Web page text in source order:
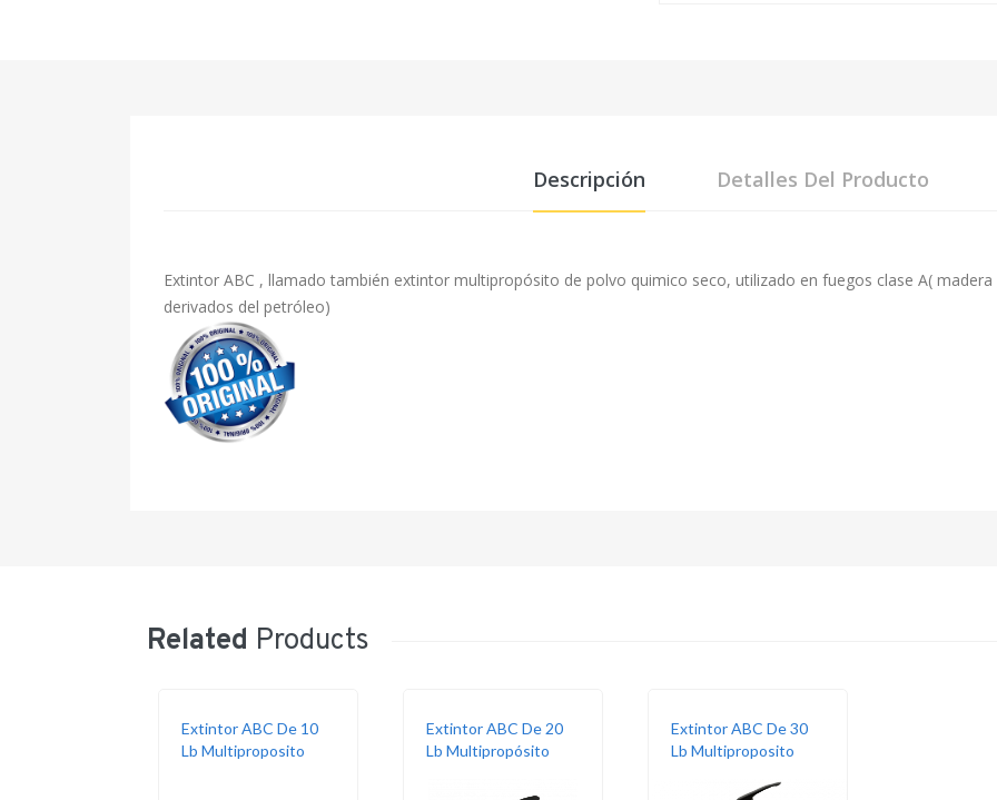
Descripción Detalles Del Producto
Extintor ABC , llamado también extintor multipropósito de polvo quimico seco, utilizado en fuegos clase A(
derivados del petróleo)
Related Products
Extintor ABC De 10
Lb Multiproposito
Extintor ABC De 20
Lb Multipropósito
Extintor ABC De 30
Lb Multiproposito